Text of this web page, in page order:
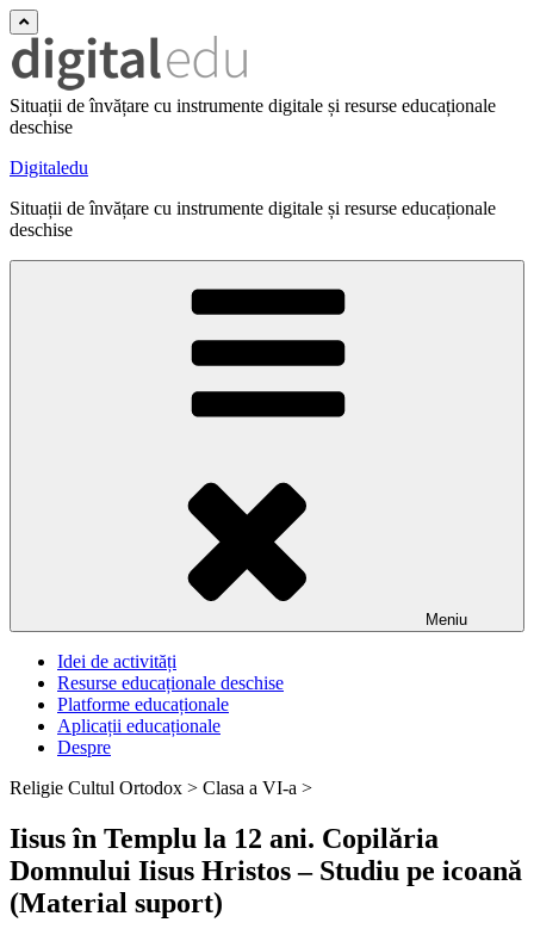
Situații de învățare cu instrumente digitale și resurse educaționale
deschise
Digitaledu
Situații de învățare cu instrumente digitale și resurse educaționale
deschise
Meniu
Idei de activități
Resurse educaționale deschise
Platforme educaționale
Aplicații educaționale
Despre
Religie Cultul Ortodox > Clasa a VI-a >
Iisus în Templu la 12 ani. Copilăria
Domnului Iisus Hristos – Studiu pe icoană
(Material suport)